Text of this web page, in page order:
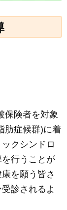
保険者を対象
肪症候群)に着
クシンドロ
行うことが
を願う皆さ
診されるよ